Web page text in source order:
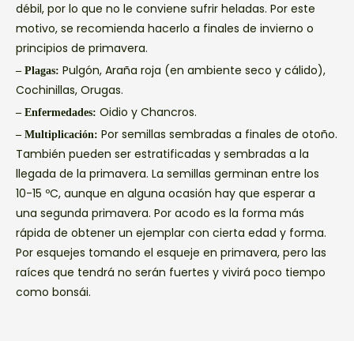
débil, por lo que no le conviene sufrir heladas. Por este
motivo, se recomienda hacerlo a finales de invierno o
principios de primavera.
– Plagas: Pulgón, Araña roja (en ambiente seco y cálido),
Cochinillas, Orugas.
– Enfermedades: Oidio y Chancros.
– Multiplicación: Por semillas sembradas a finales de otoño.
También pueden ser estratificadas y sembradas a la
llegada de la primavera. La semillas germinan entre los
10-15 ºC, aunque en alguna ocasión hay que esperar a
una segunda primavera. Por acodo es la forma más
rápida de obtener un ejemplar con cierta edad y forma.
Por esquejes tomando el esqueje en primavera, pero las
raíces que tendrá no serán fuertes y vivirá poco tiempo
como bonsái.